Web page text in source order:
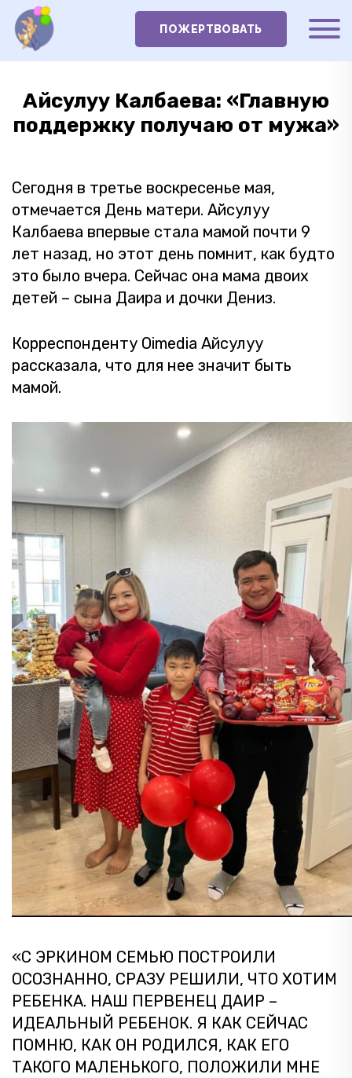
ПОЖЕРТВОВАТЬ
Айсулуу Калбаева: «Главную
поддержку получаю от мужа»
Сегодня в третье воскресенье мая,
отмечается День матери. Айсулуу
Калбаева впервые стала мамой почти 9
лет назад, но этот день помнит, как будто
это было вчера. Сейчас она мама двоих
детей – сына Даира и дочки Дениз.
Корреспонденту Oimedia Айсулуу
рассказала, что для нее значит быть
мамой.
«С ЭРКИНОМ СЕМЬЮ ПОСТРОИЛИ
ОСОЗНАННО, СРАЗУ РЕШИЛИ, ЧТО ХОТИМ
РЕБЕНКА. НАШ ПЕРВЕНЕЦ ДАИР –
ИДЕАЛЬНЫЙ РЕБЕНОК. Я КАК СЕЙЧАС
ПОМНЮ, КАК ОН РОДИЛСЯ, КАК ЕГО
ТАКОГО МАЛЕНЬКОГО, ПОЛОЖИЛИ МНЕ